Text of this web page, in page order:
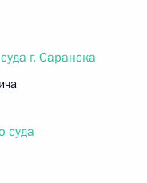
г. Саранска
суда